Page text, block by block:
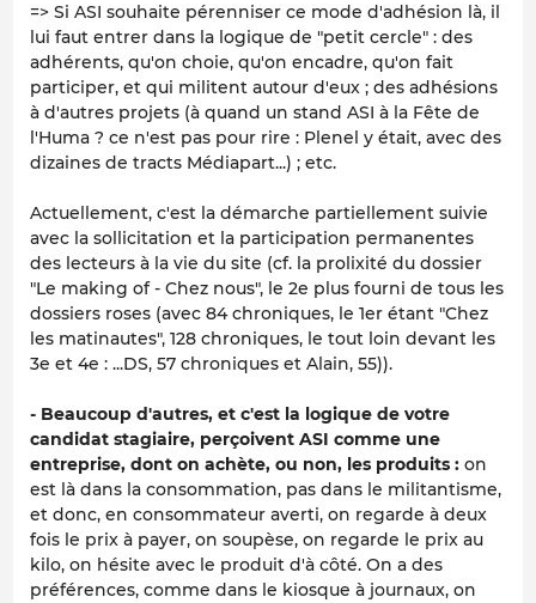
=> Si ASI souhaite pérenniser ce mode d'adhésion là, il
lui faut entrer dans la logique de "petit cercle" : des
adhérents, qu'on choie, qu'on encadre, qu'on fait
participer, et qui militent autour d'eux ; des adhésions
à d'autres projets (à quand un stand ASI à la Fête de
l'Huma ? ce n'est pas pour rire : Plenel y était, avec des
dizaines de tracts Médiapart...) ; etc.
Actuellement, c'est la démarche partiellement suivie
avec la sollicitation et la participation permanentes
des lecteurs à la vie du site (cf. la prolixité du dossier
"Le making of - Chez nous", le 2e plus fourni de tous les
dossiers roses (avec 84 chroniques, le 1er étant "Chez
les matinautes", 128 chroniques, le tout loin devant les
3e et 4e : ...DS, 57 chroniques et Alain, 55)).
- Beaucoup d'autres, et c'est la logique de votre
candidat stagiaire, perçoivent ASI comme une
entreprise, dont on achète, ou non, les produits : on
est là dans la consommation, pas dans le militantisme,
et donc, en consommateur averti, on regarde à deux
fois le prix à payer, on soupèse, on regarde le prix au
kilo, on hésite avec le produit d'à côté. On a des
préférences, comme dans le kiosque à journaux, on